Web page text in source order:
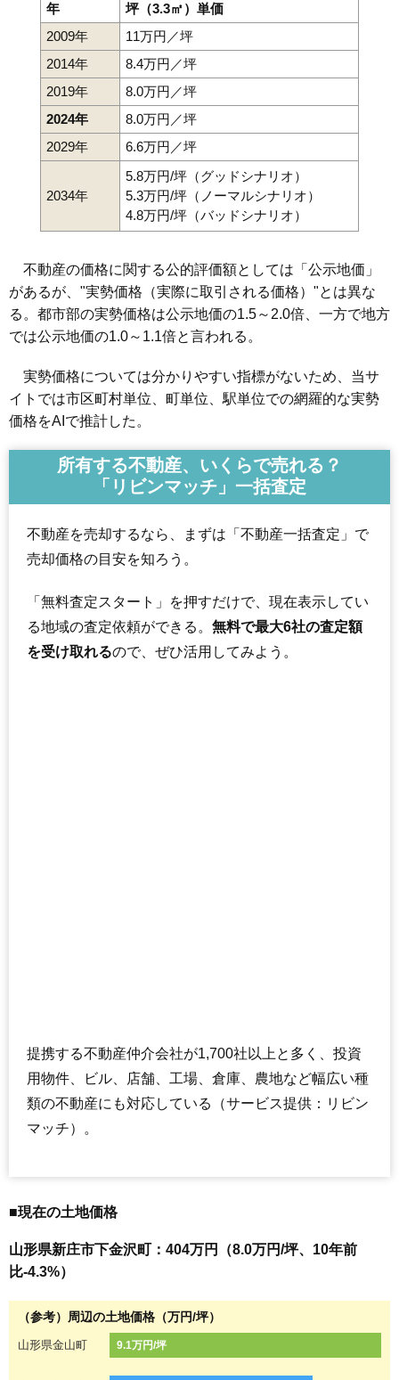
年
坪（3.3㎡）単価
2009年
11万円／坪
2014年
8.4万円／坪
2019年
8.0万円／坪
2024年
8.0万円／坪
2029年
6.6万円／坪
2034年
5.8万円/坪（グッドシナリオ）
5.3万円/坪（ノーマルシナリオ）
4.8万円/坪（バッドシナリオ）
不動産の価格に関する公的評価額としては「公示地価」
があるが、"実勢価格（実際に取引される価格）"とは異な
る。都市部の実勢価格は公示地価の1.5～2.0倍、一方で地方
では公示地価の1.0～1.1倍と言われる。
実勢価格については分かりやすい指標がないため、当サ
イトでは市区町村単位、町単位、駅単位での網羅的な実勢
価格をAIで推計した。
所有する不動産、いくらで売れる？
「リビンマッチ」一括査定
不動産を売却するなら、まずは「不動産一括査定」で
売却価格の目安を知ろう。
「無料査定スタート」を押すだけで、現在表示してい
る地域の査定依頼ができる。 無料で最大6社の査定額
を受け取れるので、ぜひ活用してみよう。
提携する不動産仲介会社が1,700社以上と多く、投資
用物件、ビル、店舗、工場、倉庫、農地など幅広い種
類の不動産にも対応している（サービス提供：リビン
マッチ）。
■現在の土地価格
山形県新庄市下金沢町：404万円（8.0万円/坪、10年前
比-4.3%）
（参考）周辺の土地価格（万円/坪）
山形県金山町 9.1万円/坪